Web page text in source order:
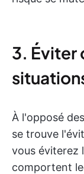
3. Éviter
À l'opposé
se trouve
vous éviterez
comportent